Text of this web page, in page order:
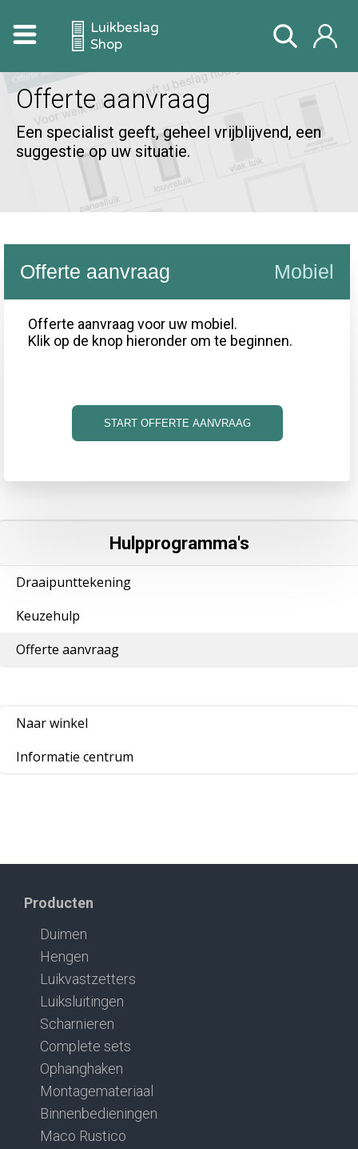
Luikbeslag
Shop
Offerte aanvraag
Een specialist geeft, geheel vrijblijvend, een
suggestie op uw situatie.
Hulpprogramma's
Draaipunttekening
Keuzehulp
Offerte aanvraag
Naar winkel
Informatie centrum
Offerte aanvraag Mobiel
Offerte aanvraag voor uw mobiel.
Klik op de knop hieronder om te beginnen.
START OFFERTE AANVRAAG
Producten
Duimen
Hengen
Luikvastzetters
Luiksluitingen
Scharnieren
Complete sets
Ophanghaken
Montagemateriaal
Binnenbedieningen
Maco Rustico